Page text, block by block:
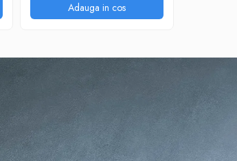
Adauga in cos